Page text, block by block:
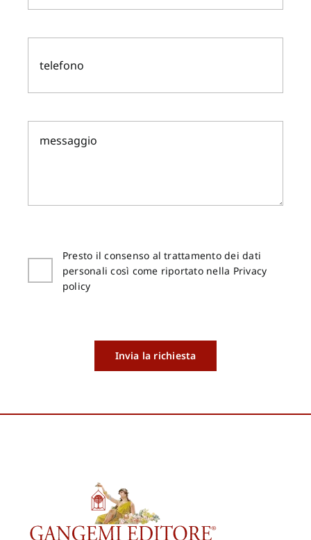
Presto il consenso al trattamento dei dati
personali così come riportato nella Privacy
policy
Invia la richiesta